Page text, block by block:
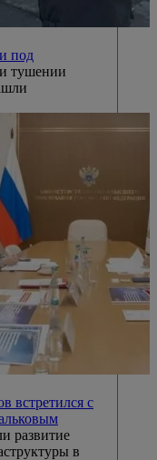
под
тушении
встретился с
развитие
в